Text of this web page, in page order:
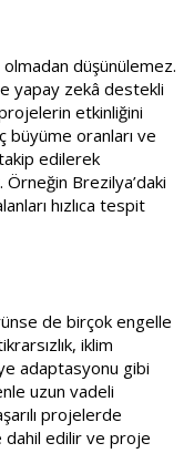
düşünülemez.
yapay zekâ destekli
etkinliğini
büyüme oranları ve
edilerek
Brezilya’daki
hızlıca tespit
de birçok engelle
iklim
adaptasyonu gibi
uzun vadeli
projelerde
dahil edilir ve proje